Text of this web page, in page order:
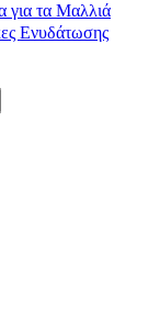
για τα Μαλλιά
Ενυδάτωσης